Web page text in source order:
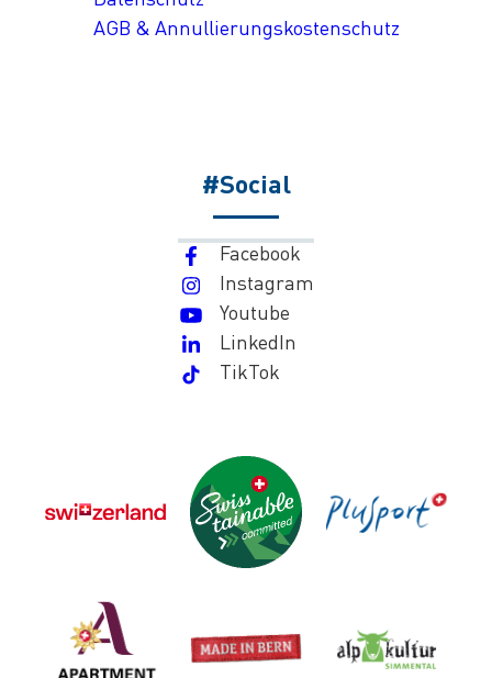
AGB & Annullierungskostenschutz
#Social
Facebook
Instagram
Youtube
LinkedIn
TikTok